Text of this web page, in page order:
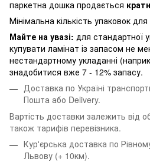
паркетна дошка продається
Мінімальна кількість упаковок для
Майте на увазі: для стандартної
купувати ламінат із запасом не
нестандартному укладанні
знадобитися вже 7 - 12% запасу.
Доставка по Україні
Пошта або Delivery.
Вартість доставки залежить від
також тарифів перевізника.
Кур'єрська доставка по
Львову (+ 10км).